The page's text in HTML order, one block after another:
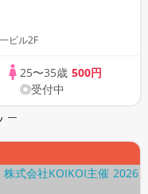
ビル2F
25〜35歳 500円
◎受付中